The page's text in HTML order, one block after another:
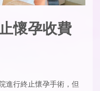
懷孕收費
進行終止懷孕手術，但